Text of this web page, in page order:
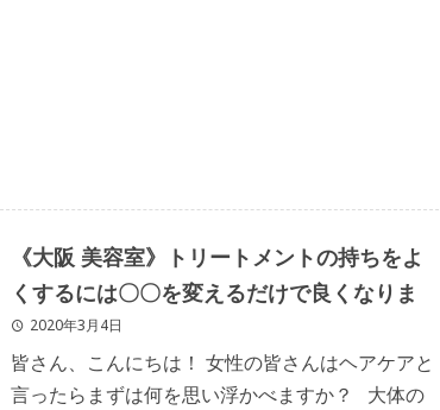
《大阪 美容室》トリートメントの持ちをよ
くするには〇〇を変えるだけで良くなりま
す！2020年3月4日
皆さん、こんにちは！ 女性の皆さんはヘアケアと
言ったらまずは何を思い浮かべますか？ 大体の